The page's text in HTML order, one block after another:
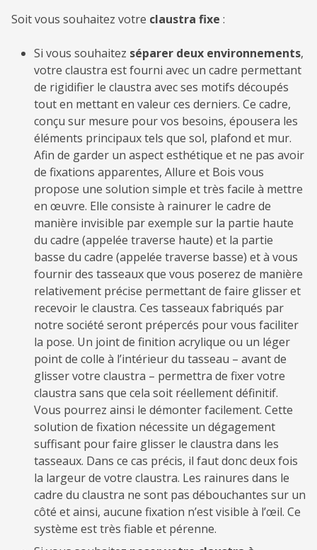
Soit vous souhaitez votre claustra fixe :
Si vous souhaitez séparer deux environnements,
votre claustra est fourni avec un cadre permettant
de rigidifier le claustra avec ses motifs découpés
tout en mettant en valeur ces derniers. Ce cadre,
conçu sur mesure pour vos besoins, épousera les
éléments principaux tels que sol, plafond et mur.
Afin de garder un aspect esthétique et ne pas avoir
de fixations apparentes, Allure et Bois vous
propose une solution simple et très facile à mettre
en œuvre. Elle consiste à rainurer le cadre de
manière invisible par exemple sur la partie haute
du cadre (appelée traverse haute) et la partie
basse du cadre (appelée traverse basse) et à vous
fournir des tasseaux que vous poserez de manière
relativement précise permettant de faire glisser et
recevoir le claustra. Ces tasseaux fabriqués par
notre société seront prépercés pour vous faciliter
la pose. Un joint de finition acrylique ou un léger
point de colle à l’intérieur du tasseau – avant de
glisser votre claustra – permettra de fixer votre
claustra sans que cela soit réellement définitif.
Vous pourrez ainsi le démonter facilement. Cette
solution de fixation nécessite un dégagement
suffisant pour faire glisser le claustra dans les
tasseaux. Dans ce cas précis, il faut donc deux fois
la largeur de votre claustra. Les rainures dans le
cadre du claustra ne sont pas débouchantes sur un
côté et ainsi, aucune fixation n’est visible à l’œil. Ce
système est très fiable et pérenne.